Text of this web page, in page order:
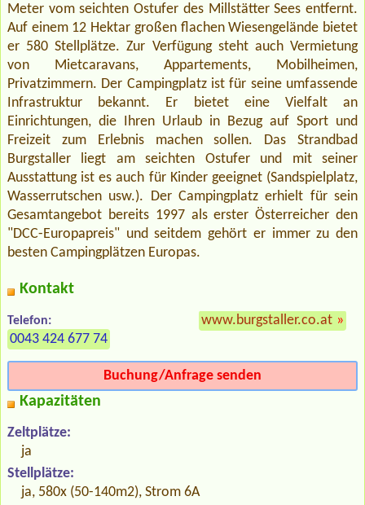
Meter vom seichten Ostufer des Millstätter Sees entfernt.
Auf einem 12 Hektar großen flachen Wiesengelände bietet
er 580 Stellplätze. Zur Verfügung steht auch Vermietung
von Mietcaravans, Appartements, Mobilheimen,
Privatzimmern. Der Campingplatz ist für seine umfassende
Infrastruktur bekannt. Er bietet eine Vielfalt an
Einrichtungen, die Ihren Urlaub in Bezug auf Sport und
Freizeit zum Erlebnis machen sollen. Das Strandbad
Burgstaller liegt am seichten Ostufer und mit seiner
Ausstattung ist es auch für Kinder geeignet (Sandspielplatz,
Wasserrutschen usw.). Der Campingplatz erhielt für sein
Gesamtangebot bereits 1997 als erster Österreicher den
"DCC-Europapreis" und seitdem gehört er immer zu den
besten Campingplätzen Europas.
Kontakt
Telefon:
0043 424 677 74
www.burgstaller.co.at »
Buchung/Anfrage senden
Kapazitäten
Zeltplätze:
ja
Stellplätze:
ja, 580x (50-140m2), Strom 6A